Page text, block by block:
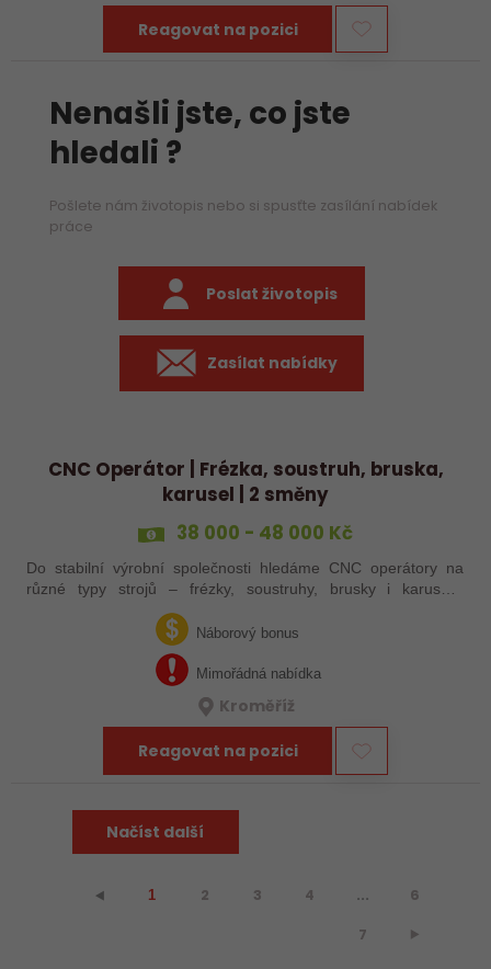
Reagovat na pozici
Nenašli jste, co jste
hledali ?
Pošlete nám životopis nebo si spusťte zasílání nabídek
práce
Poslat životopis
Zasílat nabídky
CNC Operátor | Frézka, soustruh, bruska,
karusel | 2 směny
38 000 - 48 000 Kč
Do stabilní výrobní společnosti hledáme CNC operátory na
různé typy strojů – frézky, soustruhy, brusky i karusely.
Uplatnění u nás najdou zkušení obráběči i absolventi
technických oborů, kteří se…Náborový bonus
Mimořádná nabídka
Kroměříž
Reagovat na pozici
Načíst další
⯇ 1 2 3 4 ... 6
7 ⯈